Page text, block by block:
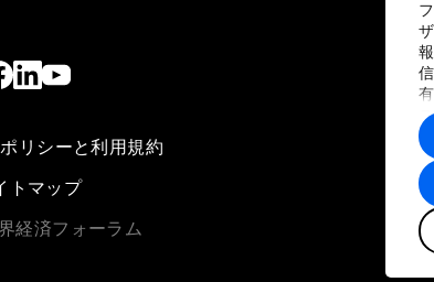
す
リシーと利用規約
トマップ
経済フォーラム